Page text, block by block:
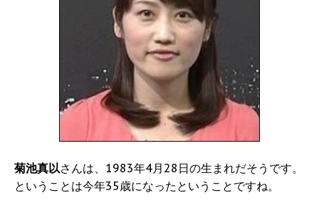
菊池真以さんは、1983年4月28日の生まれだそうです。
ということは今年35歳になったということですね。